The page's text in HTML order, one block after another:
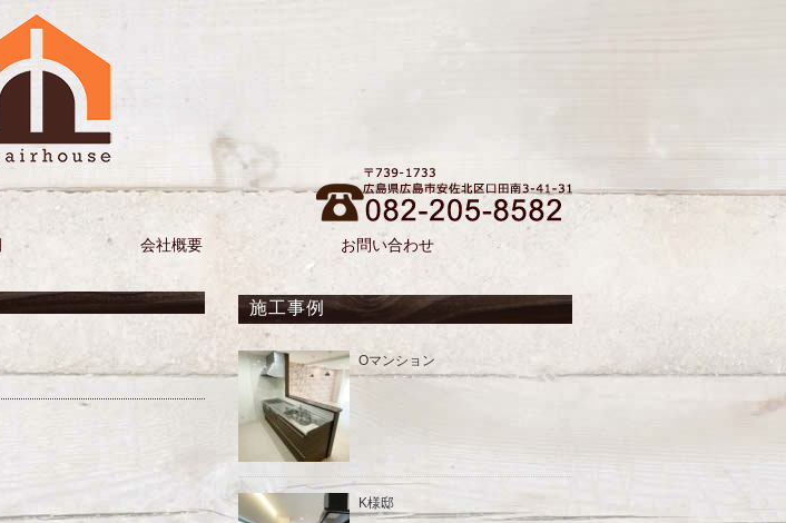
会社概要 お問い合わせ
施工事例
Oマンション
K様邸